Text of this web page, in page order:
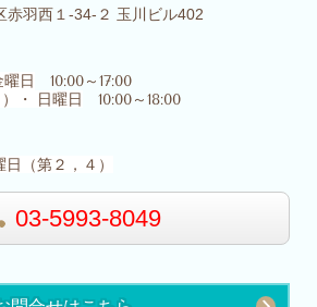
赤羽西１-34-２ 玉川ビル402
日
10:00～17:00
・ 日曜日 10:00～18:00
（第２，４）
03-5993-8049